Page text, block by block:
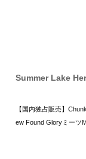
Summer Lake
【国内独占販売】
ew Found Gloryミーツ